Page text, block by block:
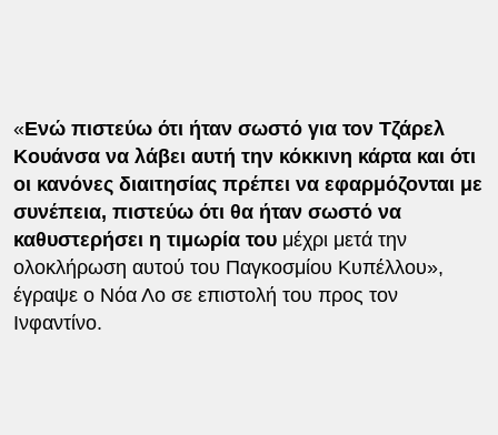
«Ενώ πιστεύω ότι ήταν σωστό για τον Τζάρελ
Κουάνσα να λάβει αυτή την κόκκινη κάρτα και ότι
οι κανόνες διαιτησίας πρέπει να εφαρμόζονται με
συνέπεια, πιστεύω ότι θα ήταν σωστό να
καθυστερήσει η τιμωρία του μέχρι μετά την
ολοκλήρωση αυτού του Παγκοσμίου Κυπέλλου»,
έγραψε ο Νόα Λο σε επιστολή του προς τον
Ινφαντίνο.